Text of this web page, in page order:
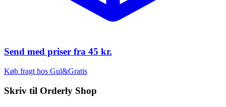
Send med priser fra 45 kr.
Køb fragt hos Gul&Gratis
Skriv til Orderly Shop